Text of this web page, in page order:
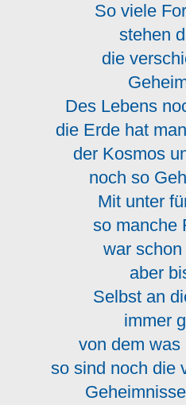
So viele
stehen
die
Des Lebens
die Erde hat
der Kosmos
noch so
Mit unter
so manche
war
aber
Selbst an
immer
von dem
so sind noch die